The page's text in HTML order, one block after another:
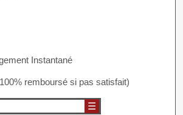
Instantané
remboursé si pas satisfait)
☰